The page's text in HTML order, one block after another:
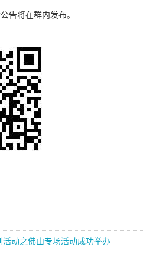
告将在群内发布。
活动之佛山专场活动成功举办